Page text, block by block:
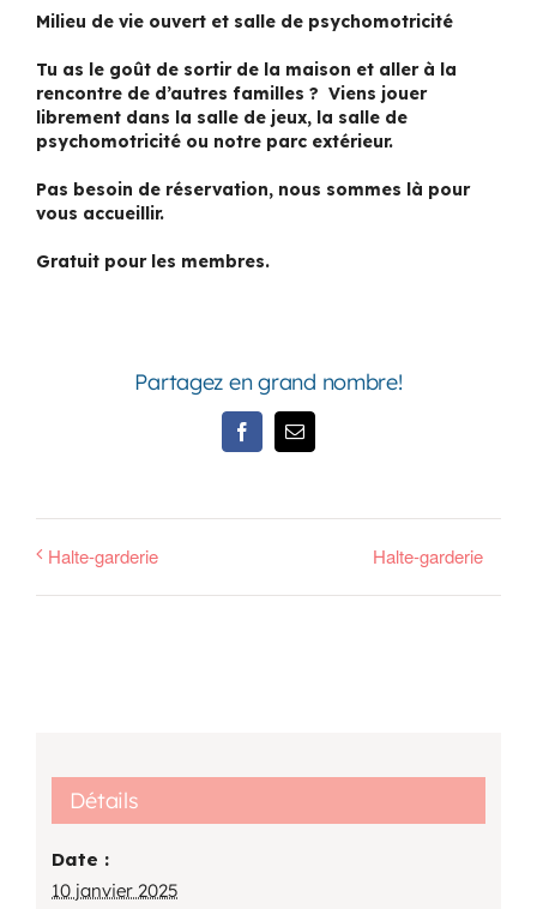
Milieu de vie ouvert et salle de psychomotricité
Tu as le goût de sortir de la maison et aller à la
rencontre de d’autres familles ? Viens jouer
librement dans la salle de jeux, la salle de
psychomotricité ou notre parc extérieur.
Pas besoin de réservation, nous sommes là pour
vous accueillir.
Gratuit pour les membres.
Partagez en grand nombre!
FacebookEmail
Halte-garderie Halte-garderie
Détails
Date :
10 janvier 2025